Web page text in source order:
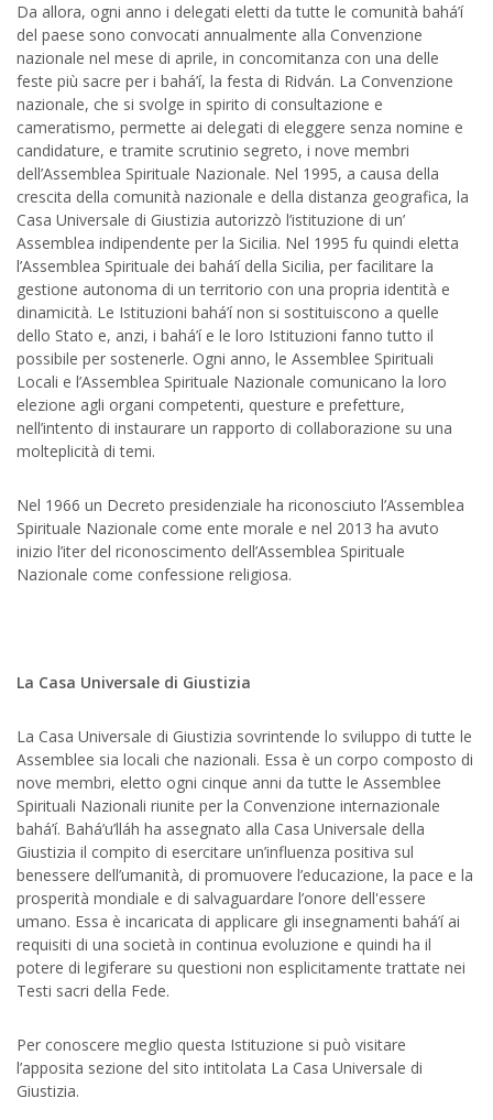
Da allora, ogni anno i delegati eletti da tutte le comunità bahá’í
del paese sono convocati annualmente alla Convenzione
nazionale nel mese di aprile, in concomitanza con una delle
feste più sacre per i bahá’í, la festa di Ridván. La Convenzione
nazionale, che si svolge in spirito di consultazione e
cameratismo, permette ai delegati di eleggere senza nomine e
candidature, e tramite scrutinio segreto, i nove membri
dell’Assemblea Spirituale Nazionale. Nel 1995, a causa della
crescita della comunità nazionale e della distanza geografica, la
Casa Universale di Giustizia autorizzò l’istituzione di un’
Assemblea indipendente per la Sicilia. Nel 1995 fu quindi eletta
l’Assemblea Spirituale dei bahá’í della Sicilia, per facilitare la
gestione autonoma di un territorio con una propria identità e
dinamicità. Le Istituzioni bahá’í non si sostituiscono a quelle
dello Stato e, anzi, i bahá’í e le loro Istituzioni fanno tutto il
possibile per sostenerle. Ogni anno, le Assemblee Spirituali
Locali e l’Assemblea Spirituale Nazionale comunicano la loro
elezione agli organi competenti, questure e prefetture,
nell’intento di instaurare un rapporto di collaborazione su una
molteplicità di temi.
Nel 1966 un Decreto presidenziale ha riconosciuto l’Assemblea
Spirituale Nazionale come ente morale e nel 2013 ha avuto
inizio l’iter del riconoscimento dell’Assemblea Spirituale
Nazionale come confessione religiosa.
La Casa Universale di Giustizia
La Casa Universale di Giustizia sovrintende lo sviluppo di tutte le
Assemblee sia locali che nazionali. Essa è un corpo composto di
nove membri, eletto ogni cinque anni da tutte le Assemblee
Spirituali Nazionali riunite per la Convenzione internazionale
bahá’í. Bahá’u’lláh ha assegnato alla Casa Universale della
Giustizia il compito di esercitare un’influenza positiva sul
benessere dell’umanità, di promuovere l’educazione, la pace e la
prosperità mondiale e di salvaguardare l’onore dell'essere
umano. Essa è incaricata di applicare gli insegnamenti bahá’í ai
requisiti di una società in continua evoluzione e quindi ha il
potere di legiferare su questioni non esplicitamente trattate nei
Testi sacri della Fede.
Per conoscere meglio questa Istituzione si può visitare
l’apposita sezione del sito intitolata La Casa Universale di
Giustizia.